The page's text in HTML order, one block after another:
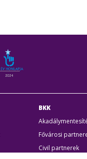
BKK
Fővárosi
Civil partnerek